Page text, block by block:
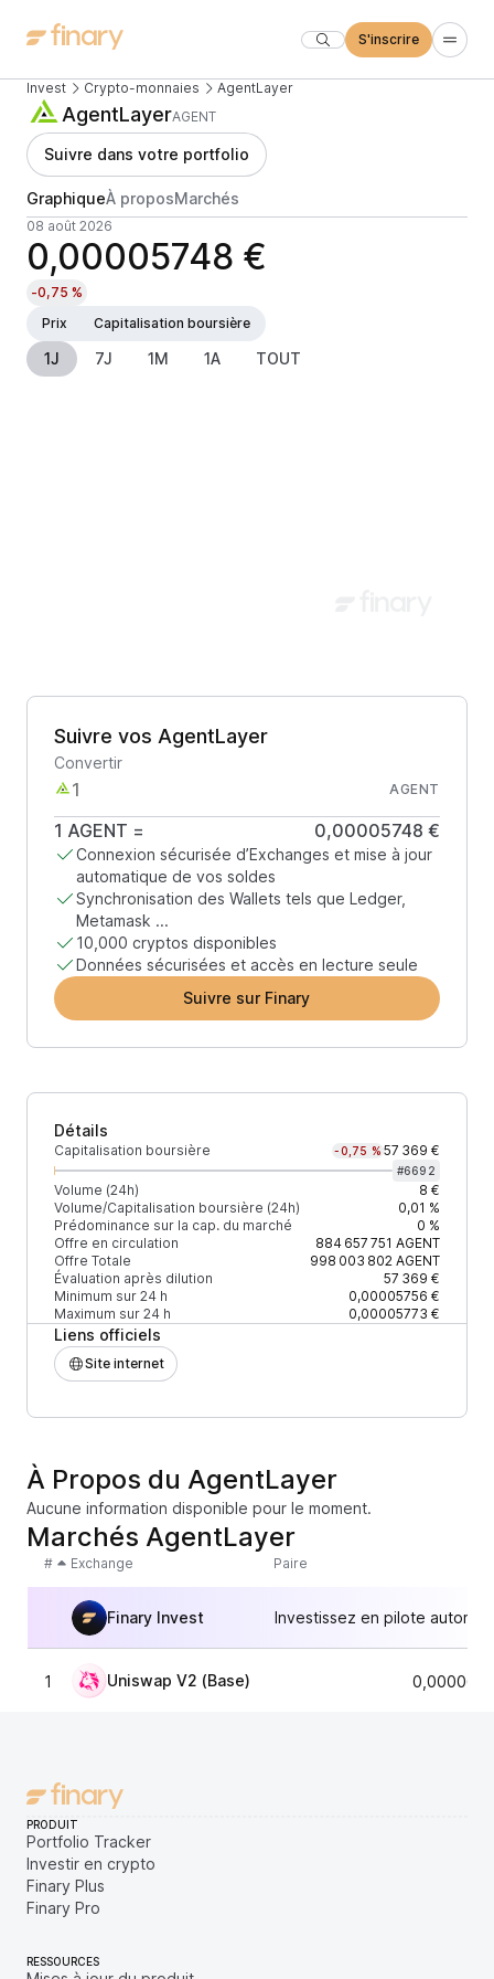
S'inscrire
Invest Crypto-monnaies AgentLayer
AgentLayerAGENT
Suivre dans votre portfolio
GraphiqueÀ proposMarchés
08 août 2026
0,00005748 €
-0,75 %
Prix
Capitalisation boursière
1J 7J 1M 1A TOUT
Suivre vos AgentLayer
Convertir
AGENT
1 AGENT = 0,00005748 €
Connexion sécurisée d’Exchanges et mise à jour
automatique de vos soldes
Synchronisation des Wallets tels que Ledger,
Metamask ...
10,000 cryptos disponibles
Données sécurisées et accès en lecture seule
Suivre sur Finary
Détails
Capitalisation boursière -0,75 % 57 369 €
#6692
Volume (24h)
8 €
Volume/Capitalisation boursière (24h)
0,01 %
Prédominance sur la cap. du marché
0 %
Offre en circulation
884 657 751 AGENT
Offre Totale
998 003 802AGENT
Évaluation après dilution
57 369 €
Minimum sur 24 h
0,00005756 €
Maximum sur 24 h
0,00005773 €
Liens officiels
Site internet
À Propos du AgentLayer
Aucune information disponible pour le moment.
Marchés AgentLayer
# Exchange Paire
Finary Invest Investissez en pilote
1 Uniswap V2 (Base)
PRODUIT
Portfolio Tracker
Investir en crypto
Finary Plus
Finary Pro
RESSOURCES